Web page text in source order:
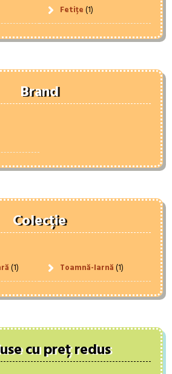
Fetițe(1)
Brand
Colecție
(1) Toamnă-Iarnă(1)
cu preț redus